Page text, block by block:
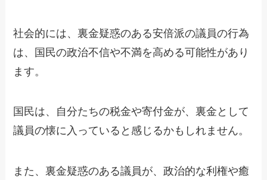
社会的には、裏金疑惑のある安倍派の議員の行為
は、国民の政治不信や不満を高める可能性があり
ます。
国民は、自分たちの税金や寄付金が、裏金として
議員の懐に入っていると感じるかもしれません。
また、裏金疑惑のある議員が、政治的な利権や癒